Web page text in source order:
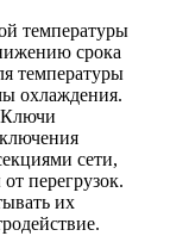
температуры
срока
температуры
охлаждения.
сети,
перегрузок.
их